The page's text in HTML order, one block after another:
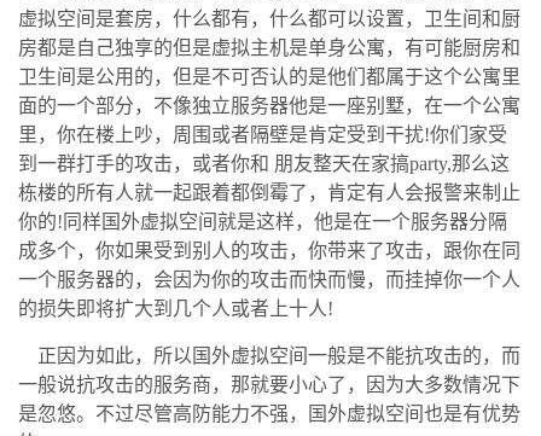
虚拟空间是套房，什么都有，什么都可以设置，卫生间和厨
房都是自己独享的但是虚拟主机是单身公寓，有可能厨房和
卫生间是公用的，但是不可否认的是他们都属于这个公寓里
面的一个部分，不像独立服务器他是一座别墅，在一个公寓
里，你在楼上吵，周围或者隔壁是肯定受到干扰!你们家受
到一群打手的攻击，或者你和 朋友整天在家搞party,那么这
栋楼的所有人就一起跟着都倒霉了，肯定有人会报警来制止
你的! 同样国外虚拟空间就是这样，他是在一个服务器分隔
成多个，你如果受到别人的攻击，你带来了攻击，跟你在同
一个服务器的，会因为你的攻击而快而慢，而挂掉你一个人
的损失即将扩大到几个人或者上十人!
正因为如此，所以国外虚拟空间一般是不能抗攻击的，而
一般说抗攻击的服务商，那就要小心了，因为大多数情况下
是忽悠。不过尽管高防能力不强，国外虚拟空间也是有优势